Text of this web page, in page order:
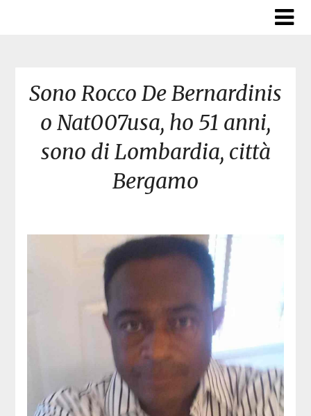
Sono Rocco De Bernardinis
o Nat007usa, ho 51 anni,
sono di Lombardia, città
Bergamo